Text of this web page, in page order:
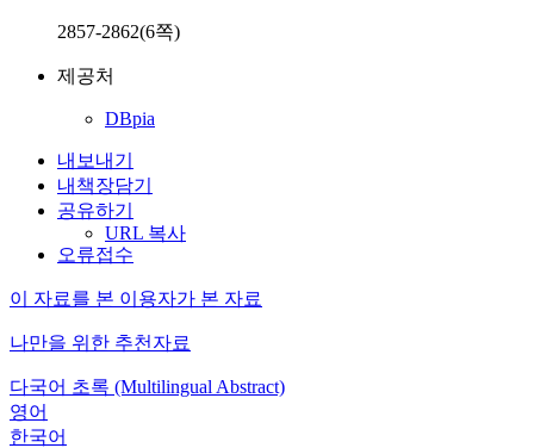
2857-2862(6쪽)
제공처
DBpia
내보내기
내책장담기
공유하기
URL 복사
오류접수
이 자료를 본 이용자가 본 자료
나만을 위한 추천자료
다국어 초록 (Multilingual Abstract)
영어
한국어